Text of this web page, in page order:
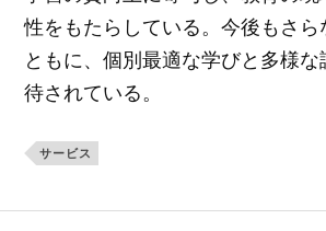
性をもたらしている。今後もさら
ともに、個別最適な学びと多様
待されている。
サービス